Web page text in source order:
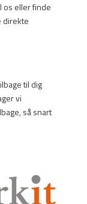
os eller finde
direkte
til dig
vi
så snart